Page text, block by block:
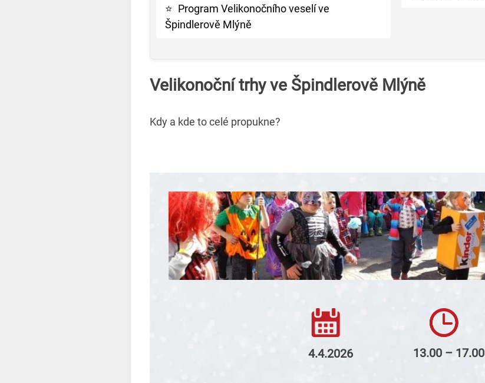
⭐ Program Velikonočního veselí ve
Špindlerově Mlýně
Velikonoční trhy ve Špindlerově Mlýně
Kdy a kde to celé propukne?
4.4.2026 13.00 – 17.00